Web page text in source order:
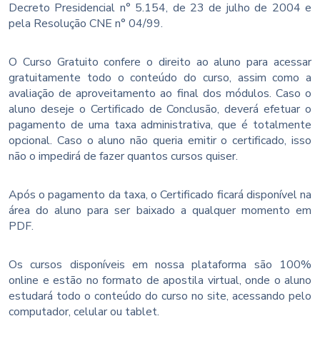
Decreto Presidencial n° 5.154, de 23 de julho de 2004 e
pela Resolução CNE n° 04/99.
O Curso Gratuito confere o direito ao aluno para acessar
gratuitamente todo o conteúdo do curso, assim como a
avaliação de aproveitamento ao final dos módulos. Caso o
aluno deseje o Certificado de Conclusão, deverá efetuar o
pagamento de uma taxa administrativa, que é totalmente
opcional. Caso o aluno não queria emitir o certificado, isso
não o impedirá de fazer quantos cursos quiser.
Após o pagamento da taxa, o Certificado ficará disponível na
área do aluno para ser baixado a qualquer momento em
PDF.
Os cursos disponíveis em nossa plataforma são 100%
online e estão no formato de apostila virtual, onde o aluno
estudará todo o conteúdo do curso no site, acessando pelo
computador, celular ou tablet.